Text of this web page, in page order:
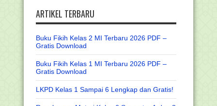
ARTIKEL TERBARU
Buku Fikih Kelas 2 MI Terbaru 2026 PDF –
Gratis Download
Buku Fikih Kelas 1 MI Terbaru 2026 PDF –
Gratis Download
LKPD Kelas 1 Sampai 6 Lengkap dan Gratis!